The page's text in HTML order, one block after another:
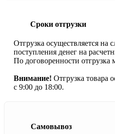
Сроки отгрузки
Отгрузка осуществляется на
поступления денег на
По договоренности отгрузка
Внимание! Отгрузка товара
с 9:00 до 18:00.
Самовывоз